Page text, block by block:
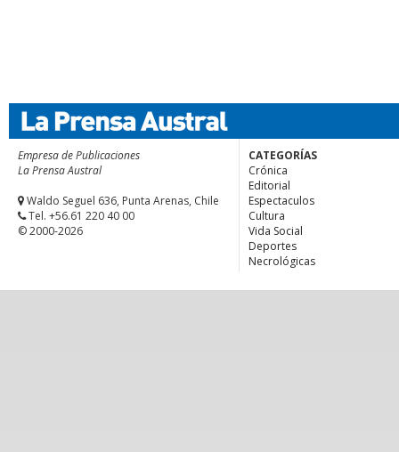
Empresa de Publicaciones
La Prensa Austral
Waldo Seguel 636, Punta Arenas, Chile
Tel. +56.61 220 40 00
© 2000-2026
CATEGORÍAS
Crónica
Editorial
Espectaculos
Cultura
Vida Social
Deportes
Necrológicas